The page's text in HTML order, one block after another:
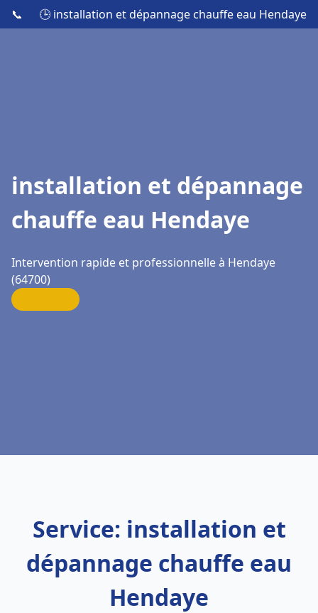
📞 🕒 installation et dépannage chauffe eau Hendaye
installation et dépannage
chauffe eau Hendaye
Intervention rapide et professionnelle à Hendaye
(64700)
Service: installation et
dépannage chauffe eau
Hendaye